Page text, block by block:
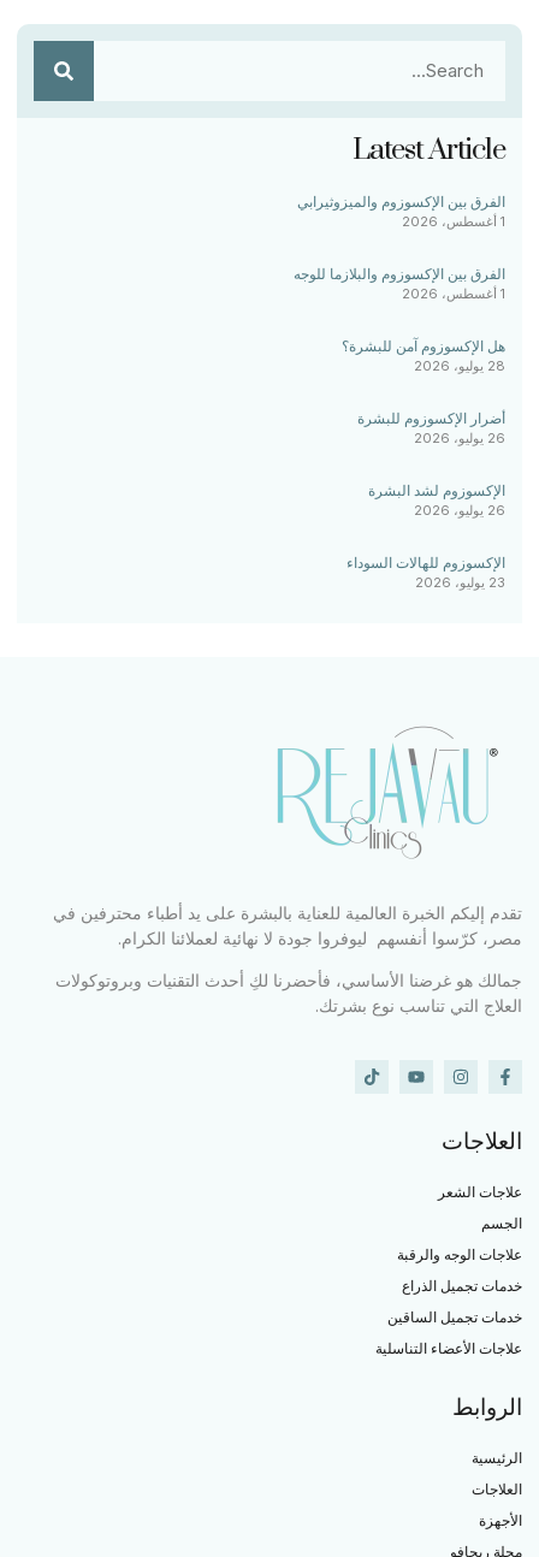
Latest Article
الفرق بين الإكسوزوم والميزوثيرابي
1 أغسطس، 2026
الفرق بين الإكسوزوم والبلازما للوجه
1 أغسطس، 2026
هل الإكسوزوم آمن للبشرة؟
28 يوليو، 2026
أضرار الإكسوزوم للبشرة
26 يوليو، 2026
الإكسوزوم لشد البشرة
26 يوليو، 2026
الإكسوزوم للهالات السوداء
23 يوليو، 2026
تقدم إليكم الخبرة العالمية للعناية بالبشرة على يد أطباء محترفين في
مصر، كرّسوا أنفسهم ليوفروا جودة لا نهائية لعملائنا الكرام.
جمالك هو غرضنا الأساسي، فأحضرنا لكِ أحدث التقنيات وبروتوكولات
العلاج التي تناسب نوع بشرتك.
العلاجات
علاجات الشعر
الجسم
علاجات الوجه والرقبة
خدمات تجميل الذراع
خدمات تجميل الساقين
علاجات الأعضاء التناسلية
الروابط
الرئيسية
العلاجات
الأجهزة
مجلة ريجافو